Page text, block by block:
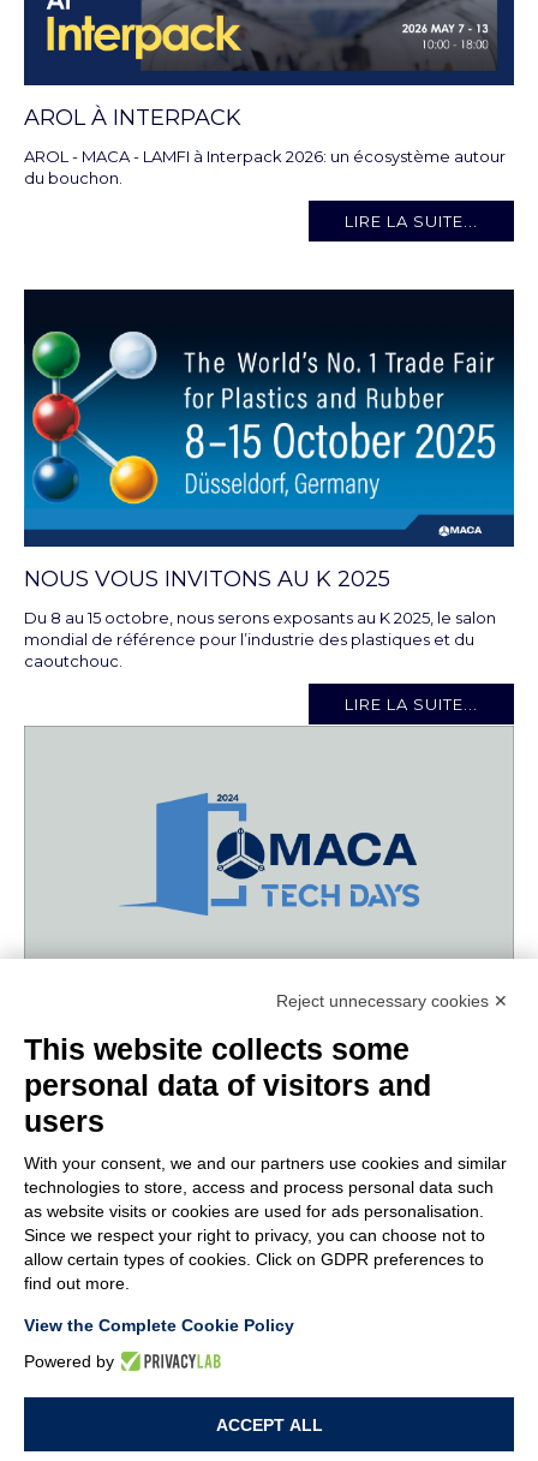
AROL À INTERPACK
AROL - MACA - LAMFI à Interpack 2026: un écosystème autour
du bouchon.
LIRE LA SUITE...
NOUS VOUS INVITONS AU K 2025
Du 8 au 15 octobre, nous serons exposants au K 2025, le salon
mondial de référence pour l’industrie des plastiques et du
caoutchouc.
LIRE LA SUITE...
MACA ENGINEERING: TECH DAYS À
PORDENONE
Succès de la Première Édition des Tech Days au Siège de
MACA Engineering à Pordenone
1 2 3 4 Suivant Fin
Italy - P.Iva: 01094690938 - Capitale sociale: 62.400,00 i.v. - Rea: PN-42876
Reject unnecessary cookies ✕
This website collects some
personal data of visitors and
users
With your consent, we and our partners use cookies and similar
technologies to store, access and process personal data such
as website visits or cookies are used for ads personalisation.
Since we respect your right to privacy, you can choose not to
allow certain types of cookies. Click on GDPR preferences to
find out more.
View the Complete Cookie Policy
Powered by
ACCEPT ALL